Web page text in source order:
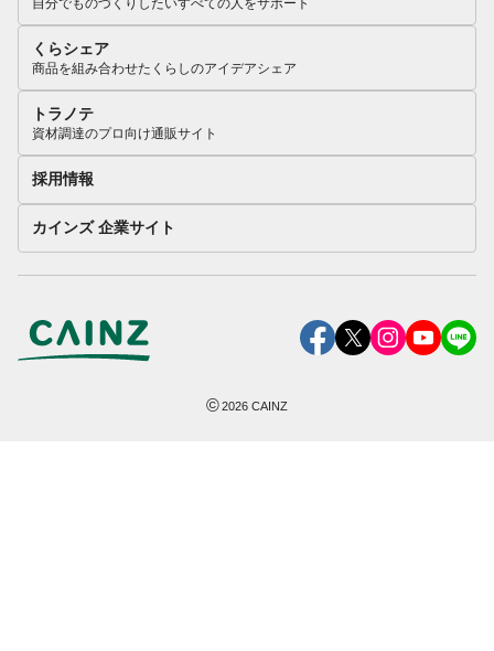
自分でものづくりしたいすべての人をサポート
くらシェア
商品を組み合わせたくらしのアイデアシェア
トラノテ
資材調達のプロ向け通販サイト
採用情報
カインズ 企業サイト
©2026 CAINZ